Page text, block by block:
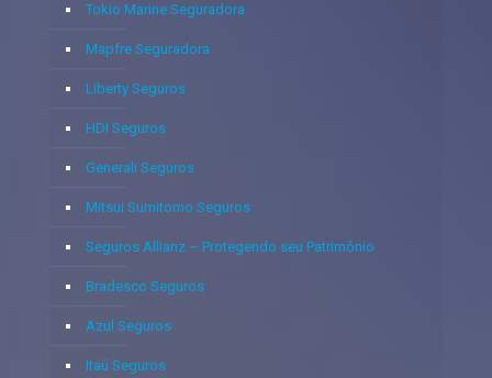
Tokio Marine Seguradora
Mapfre Seguradora
Liberty Seguros
HDI Seguros
Generali Seguros
Mitsui Sumitomo Seguros
Seguros Allianz – Protegendo seu Patrimônio
Bradesco Seguros
Azul Seguros
Itaú Seguros